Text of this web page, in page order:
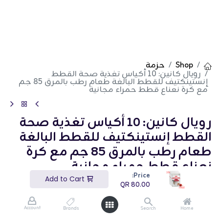
Price:
80.00
Home
Search
Brands
Account
Shop حزمة
رويال كانين: 10 أكياس تغذية صحة القطط
إنستينكتيف للقطط البالغة طعام رطب بالمرق 85 جم
مع كرة نعناع قطط حمراء مجانية
رويال كانين: 10 أكياس تغذية صحة
القطط إنستينكتيف للقطط البالغة
طعام رطب بالمرق 85 جم مع كرة
نعناع قطط حمراء مجانية
(تقييم 0)
80.00
QR